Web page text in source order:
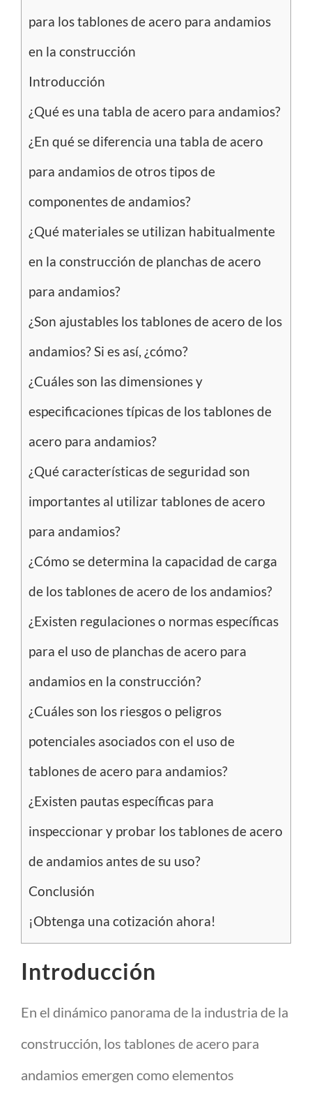
para los tablones de acero para andamios
en la construcción
Introducción
¿Qué es una tabla de acero para andamios?
¿En qué se diferencia una tabla de acero
para andamios de otros tipos de
componentes de andamios?
¿Qué materiales se utilizan habitualmente
en la construcción de planchas de acero
para andamios?
¿Son ajustables los tablones de acero de los
andamios? Si es así, ¿cómo?
¿Cuáles son las dimensiones y
especificaciones típicas de los tablones de
acero para andamios?
¿Qué características de seguridad son
importantes al utilizar tablones de acero
para andamios?
¿Cómo se determina la capacidad de carga
de los tablones de acero de los andamios?
¿Existen regulaciones o normas específicas
para el uso de planchas de acero para
andamios en la construcción?
¿Cuáles son los riesgos o peligros
potenciales asociados con el uso de
tablones de acero para andamios?
¿Existen pautas específicas para
inspeccionar y probar los tablones de acero
de andamios antes de su uso?
Conclusión
¡Obtenga una cotización ahora!
Introducción
En el dinámico panorama de la industria de la
construcción, los tablones de acero para
andamios emergen como elementos